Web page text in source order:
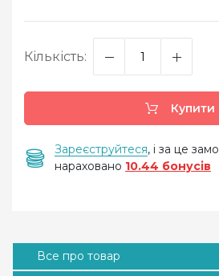
Кількість:
Купити
Зареєструйтеся, і за це
нараховано 10.44 бонусів
Все про товар